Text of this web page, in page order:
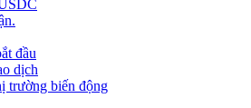
đầu
dịch
trường biến động